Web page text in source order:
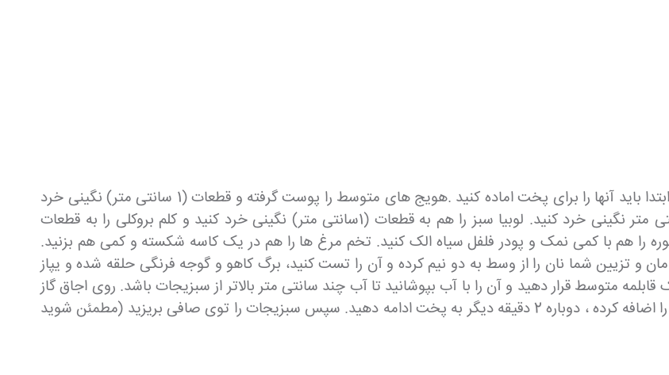
شما برای این برگر های گیاهی به ترکیباتی احتیاج دارید که در ابتدا باید آنها را برای پخت اماده کنید .هویج های متوسط را پوست گرفته و قطعات (1 سانتی متر) نگینی خرد
کنید و سیب زمینی ها را پوست بگیرید و به قطعات یک سانتی متر نگینی خرد کنید. لوبیا سبز را هم به قطعات (1سانتی متر) نگینی خرد کنید و کلم بروکلی را به قطعات
را هم با کمی نمک و پودر فلفل سیاه الک کنید. تخم مرغ ها را هم در یک کاسه شکسته و کمی هم بزنید.
و تزیین شما نان را از وسط به دو نیم کرده و آن را تست کنید، برگ کاهو و گوجه فرنگی حلقه شده و یپاز
متوسط ​​قرار دهید و آن را با آب بپوشانید تا آب چند سانتی متر بالاتر از سبزیجات باشد. روی اجاق گاز
بگذارید و 10 دقیقه به آرامی بجوشانید. لوبیا سبز و کلم بروکلی را اضافه کرده ، دوباره 2 دقیقه دیگر به پخت ادامه دهید. سپس سبزیجات را توی صافی بریزید (مطمئن شوید